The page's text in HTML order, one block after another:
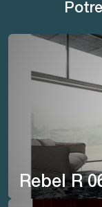
Rebel R